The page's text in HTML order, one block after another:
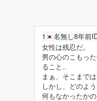
1 名無し8年前
女性は残忍だ。
男の心のこもっ
ること..
まぁ、そこまでは
しかし、どのよう
何もなかったか